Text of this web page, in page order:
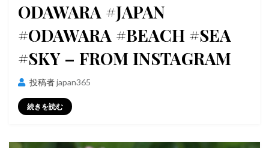
日:
ODAWARA #JAPAN
#ODAWARA #BEACH #SEA
#SKY – FROM INSTAGRAM
投稿者japan365
続きを読む